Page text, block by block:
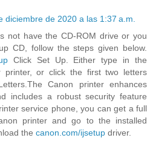
diciembre de 2020 a las 1:37 a.m.
not have the CD-ROM drive or you
CD, follow the steps given below.
Click Set Up. Either type in the
printer, or click the first two letters
Canon printer enhances
includes a robust security feature
service phone, you can get a full
printer and go to the installed
the canon.com/ijsetup driver.